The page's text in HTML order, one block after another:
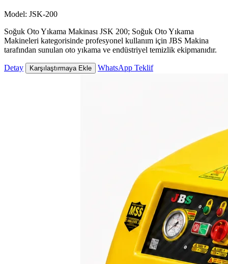
Model: JSK-200
Soğuk Oto Yıkama Makinası JSK 200; Soğuk Oto Yıkama
Makineleri kategorisinde profesyonel kullanım için JBS Makina
tarafından sunulan oto yıkama ve endüstriyel temizlik ekipmanıdır.
Detay Karşılaştırmaya Ekle WhatsApp Teklif